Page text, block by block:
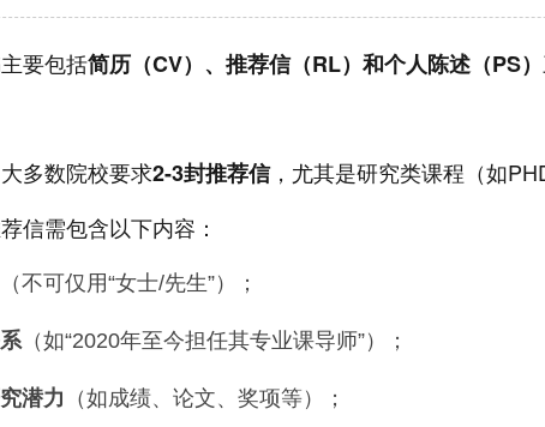
要包括简历（CV）、推荐信（RL）和个人陈述（PS）
多数院校要求2-3封推荐信，尤其是研究类课程（如
信需包含以下内容：
（不可仅用“女士/先生”）；
（如“2020年至今担任其专业课导师”）；
潜力 （如成绩、论文、奖项等）；